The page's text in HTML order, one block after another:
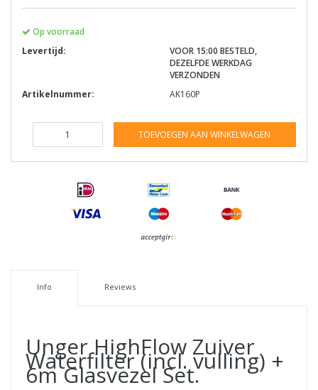
Op voorraad
Levertijd:
VOOR 15:00 BESTELD,
DEZELFDE WERKDAG
VERZONDEN
Artikelnummer:
AK160P
TOEVOEGEN AAN WINKELWAGEN
Info Reviews
Unger HighFlow Zuiver
Waterfilter (incl. vulling) +
6m Glasvezel Set.